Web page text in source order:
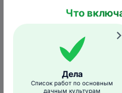
Что
Дела
Список работ по основным
дачным культурам